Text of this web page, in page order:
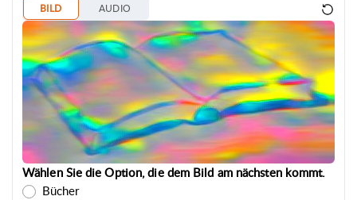
BILD AUDIO
Wählen Sie die Option, die dem Bild am nächsten kommt.
Bücher